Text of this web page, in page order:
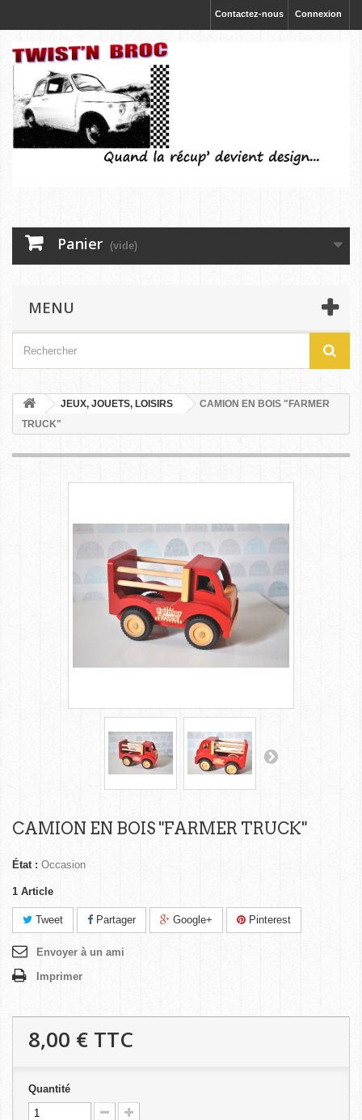
Connexion
Contactez-nous
Panier (vide)
MENU
JEUX, JOUETS, LOISIRS
CAMION EN BOIS "FARMER
TRUCK"
CAMION EN BOIS "FARMER TRUCK"
État : Occasion
1 Article
Tweet Partager Google+ Pinterest
Envoyer à un ami
Imprimer
8,00 € TTC
Quantité